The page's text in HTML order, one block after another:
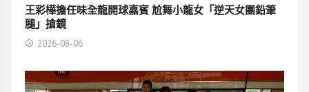
王彩樺擔任味全龍開球嘉賓 尬舞小龍女「逆天女團鉛筆
腿」搶鏡
2026-08-06